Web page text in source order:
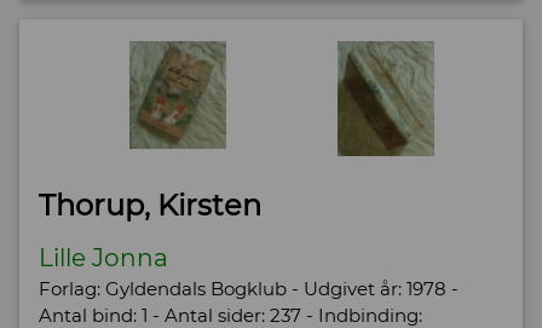
Thorup, Kirsten
Lille Jonna
Forlag: Gyldendals Bogklub - Udgivet år: 1978 -
Antal bind: 1 - Antal sider: 237 - Indbinding: